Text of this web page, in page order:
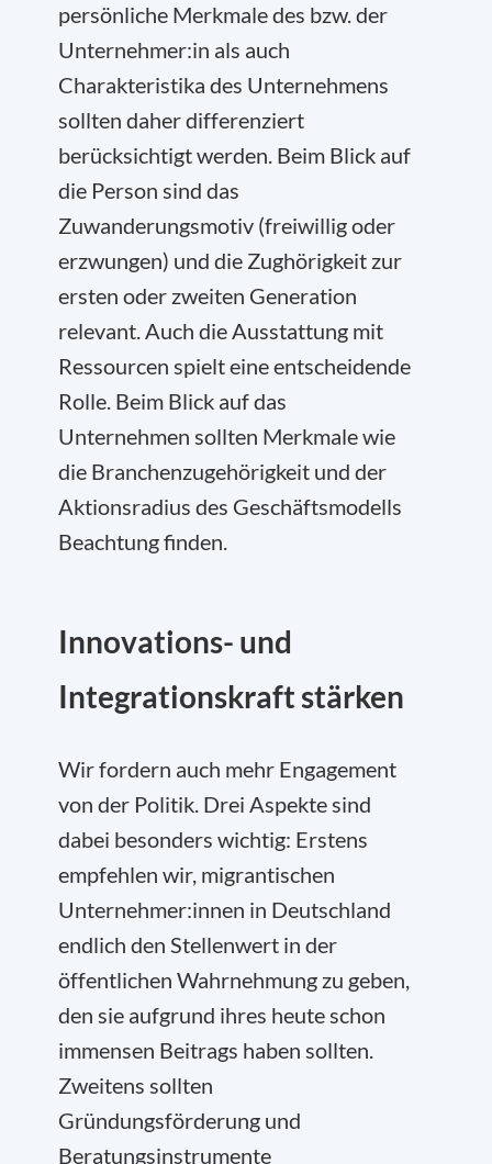
persönliche Merkmale des bzw. der
Unternehmer:in als auch
Charakteristika des Unternehmens
sollten daher differenziert
berücksichtigt werden. Beim Blick auf
die Person sind das
Zuwanderungsmotiv (freiwillig oder
erzwungen) und die Zughörigkeit zur
ersten oder zweiten Generation
relevant. Auch die Ausstattung mit
Ressourcen spielt eine entscheidende
Rolle. Beim Blick auf das
Unternehmen sollten Merkmale wie
die Branchenzugehörigkeit und der
Aktionsradius des Geschäftsmodells
Beachtung finden.
Innovations- und
Integrationskraft stärken
Wir fordern auch mehr Engagement
von der Politik. Drei Aspekte sind
dabei besonders wichtig: Erstens
empfehlen wir, migrantischen
Unternehmer:innen in Deutschland
endlich den Stellenwert in der
öffentlichen Wahrnehmung zu geben,
den sie aufgrund ihres heute schon
immensen Beitrags haben sollten.
Zweitens sollten
Gründungsförderung und
Beratungsinstrumente